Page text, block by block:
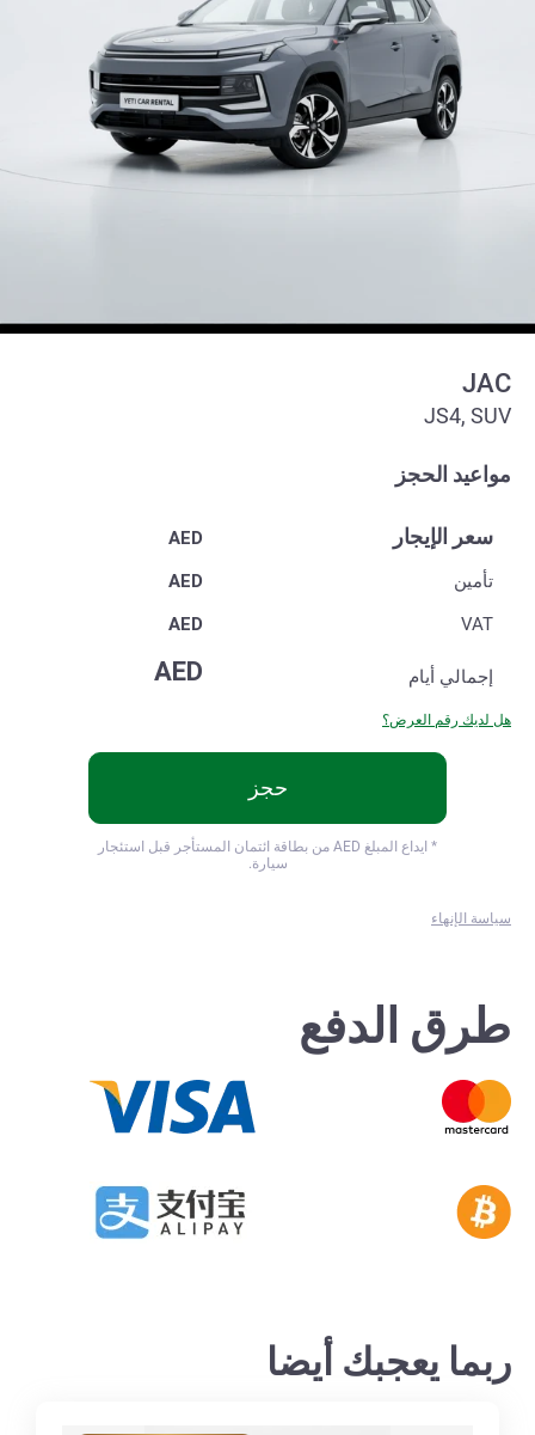
JAC
JS4, SUV
مواعيد الحجز
سعر الإيجار
AED
تأمين
AED
VAT
AED
إجمالي أيام AED
هل لديك رقم العرض؟
سياسة الإنهاء
حجز
* ايداع المبلغ
AED من بطاقة ائتمان المستأجر قبل استئجار
سيارة.
طرق الدفع
ربما يعجبك أيضا